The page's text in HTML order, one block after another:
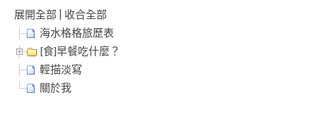
展開全部
收合全部
海水格格旅歷表
[食]早餐吃什麼？
輕描淡寫
關於我